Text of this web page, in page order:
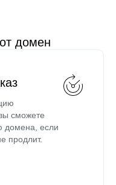
домен
сможете
домена, если
продлит.